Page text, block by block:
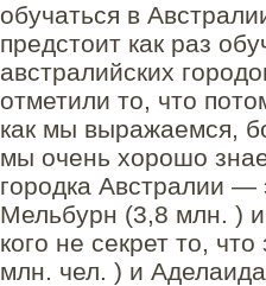
обучаться в
предстоит как раз
австралийских
отметили то, что
как мы выражаемся,
мы очень хорошо
городка Австралии
Мельбурн (3,8 млн. )
кого не секрет то,
млн. чел. ) и